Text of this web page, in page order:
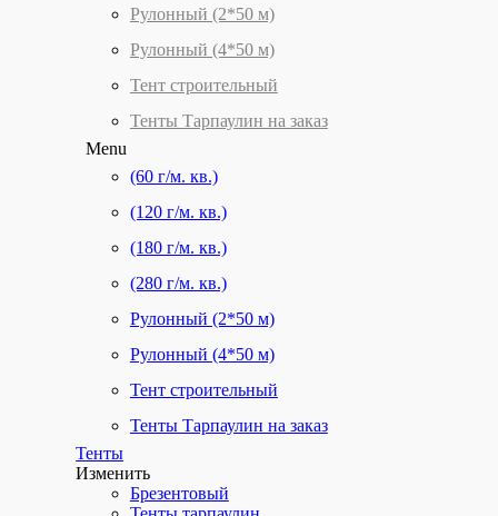
Рулонный (2*50 м)
Рулонный (4*50 м)
Тент строительный
Тенты Тарпаулин на заказ
Menu
(60 г/м. кв.)
(120 г/м. кв.)
(180 г/м. кв.)
(280 г/м. кв.)
Рулонный (2*50 м)
Рулонный (4*50 м)
Тент строительный
Тенты Тарпаулин на заказ
Тенты
Изменить
Брезентовый